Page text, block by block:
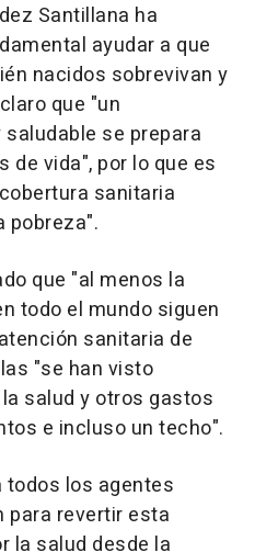
Santillana ha
ayudar a que
nacidos sobrevivan y
que "un
se prepara
de vida", por lo que es
sanitaria
pobreza".
que "al menos la
todo el mundo siguen
sanitaria de
"se han visto
salud y otros gastos
e incluso un techo".
todos los agentes
para revertir esta
la salud desde la